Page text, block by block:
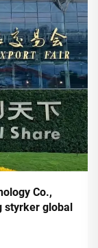
Co.,
styrker global